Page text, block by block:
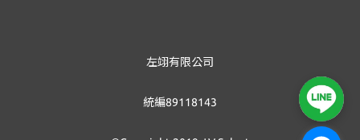
左翊有限公司
統編89118143